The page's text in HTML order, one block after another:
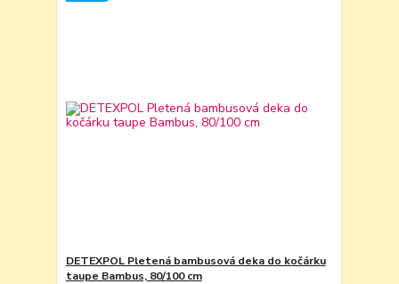
DETEXPOL Pletená bambusová deka do kočárku
taupe Bambus, 80/100 cm